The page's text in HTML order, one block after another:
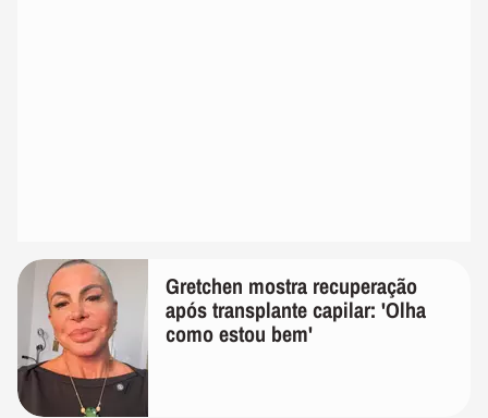
Gretchen mostra recuperação
após transplante capilar: 'Olha
como estou bem'